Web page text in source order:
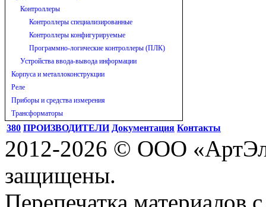
Контроллеры
Контроллеры специализированные
Контроллеры конфигурируемые
Программно-логические контроллеры (ПЛК)
Устройства ввода-вывода информации
Корпуса и металлоконструкции
Реле
Приборы и средства измерения
Трансформаторы
380 ПРОИЗВОДИТЕЛИ Документация Контакты
2012-2026 © ООО
защищены.